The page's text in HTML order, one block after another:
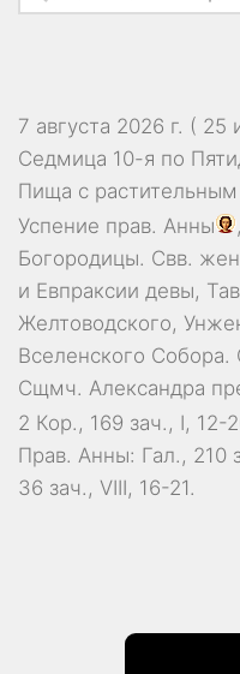
7 августа 2026 г. ( 25
Седмица 10-я по
Пища с
Успение прав. Анны
Богородицы. Свв. жен
и Евпраксии девы,
Желтоводского,
Вселенского Собора.
Сщмч. Александра
2 Кор., 169 зач., I, 12-
Прав. Анны: Гал., 210
36 зач., VIII, 16-21.